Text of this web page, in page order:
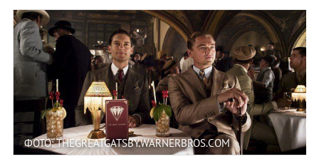
ФОТО: THEGREATGATSBY.WARNERBROS.COM